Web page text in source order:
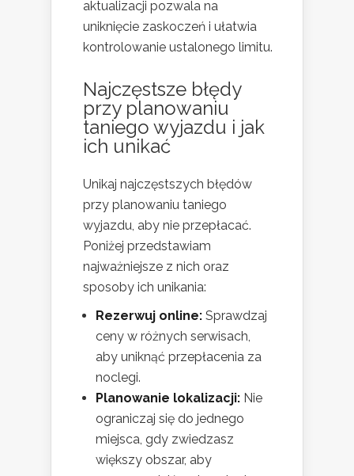
aktualizacji pozwala na
uniknięcie zaskoczeń i ułatwia
kontrolowanie ustalonego limitu.
Najczęstsze błędy
przy planowaniu
taniego wyjazdu i jak
ich unikać
Unikaj najczęstszych błędów
przy planowaniu taniego
wyjazdu, aby nie przepłacać.
Poniżej przedstawiam
najważniejsze z nich oraz
sposoby ich unikania:
Rezerwuj online: Sprawdzaj
ceny w różnych serwisach,
aby uniknąć przepłacenia za
noclegi.
Planowanie lokalizacji: Nie
ograniczaj się do jednego
miejsca, gdy zwiedzasz
większy obszar, aby